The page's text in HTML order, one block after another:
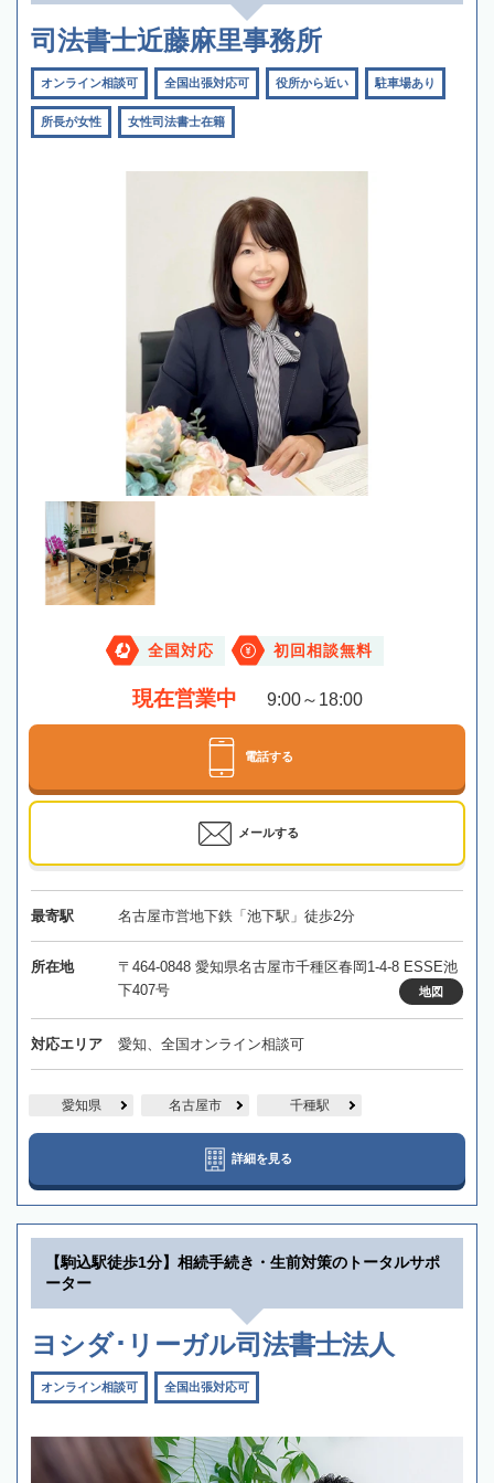
司法書士近藤麻里事務所
オンライン相談可 全国出張対応可 役所から近い 駐車場あり
所長が女性 女性司法書士在籍
全国対応 初回相談無料
現在営業中 9:00～18:00
電話する
メールする
最寄駅 名古屋市営地下鉄「池下駅」徒歩2分
所在地
〒464-0848 愛知県名古屋市千種区春岡1-4-8 ESSE池
下407号
地図
対応エリア 愛知、全国オンライン相談可
愛知県 名古屋市 千種駅
詳細を見る
【駒込駅徒歩1分】相続手続き・生前対策のトータルサポ
ーター
ヨシダ･リーガル司法書士法人
オンライン相談可 全国出張対応可